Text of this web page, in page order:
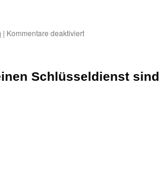
| Kommentare deaktiviertfür
Türöffnung
Schlüsseldienst sind